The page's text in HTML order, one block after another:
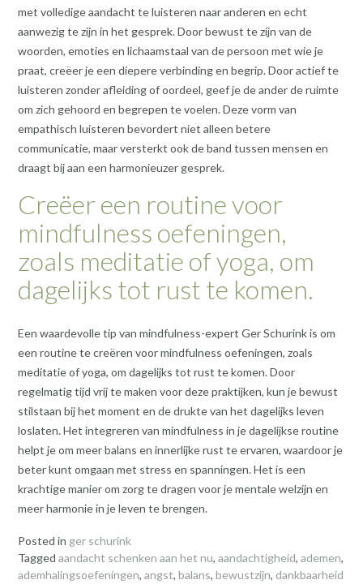
met volledige aandacht te luisteren naar anderen en echt
aanwezig te zijn in het gesprek. Door bewust te zijn van de
woorden, emoties en lichaamstaal van de persoon met wie je
praat, creëer je een diepere verbinding en begrip. Door actief te
luisteren zonder afleiding of oordeel, geef je de ander de ruimte
om zich gehoord en begrepen te voelen. Deze vorm van
empathisch luisteren bevordert niet alleen betere
communicatie, maar versterkt ook de band tussen mensen en
draagt bij aan een harmonieuzer gesprek.
Creëer een routine voor
mindfulness oefeningen,
zoals meditatie of yoga, om
dagelijks tot rust te komen.
Een waardevolle tip van mindfulness-expert Ger Schurink is om
een routine te creëren voor mindfulness oefeningen, zoals
meditatie of yoga, om dagelijks tot rust te komen. Door
regelmatig tijd vrij te maken voor deze praktijken, kun je bewust
stilstaan bij het moment en de drukte van het dagelijks leven
loslaten. Het integreren van mindfulness in je dagelijkse routine
helpt je om meer balans en innerlijke rust te ervaren, waardoor je
beter kunt omgaan met stress en spanningen. Het is een
krachtige manier om zorg te dragen voor je mentale welzijn en
meer harmonie in je leven te brengen.
Posted in ger schurink
Tagged aandacht schenken aan het nu, aandachtigheid, ademen,
ademhalingsoefeningen, angst, balans, bewustzijn, dankbaarheid